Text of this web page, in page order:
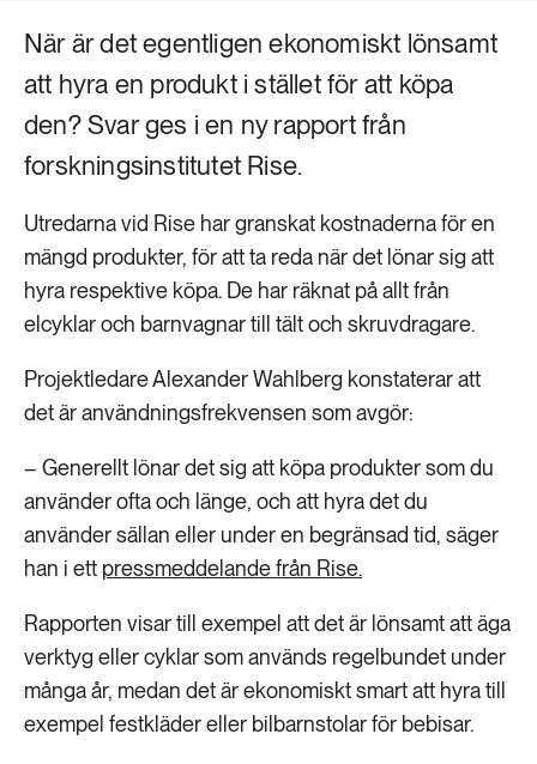
När är det egentligen ekonomiskt lönsamt
att hyra en produkt i stället för att köpa
den? Svar ges i en ny rapport från
forskningsinstitutet Rise.
Utredarna vid Rise har granskat kostnaderna för en
mängd produkter, för att ta reda när det lönar sig att
hyra respektive köpa. De har räknat på allt från
elcyklar och barnvagnar till tält och skruvdragare.
Projektledare Alexander Wahlberg konstaterar att
det är användningsfrekvensen som avgör:
– Generellt lönar det sig att köpa produkter som du
använder ofta och länge, och att hyra det du
använder sällan eller under en begränsad tid, säger
han i ett pressmeddelande från Rise.
Rapporten visar till exempel att det är lönsamt att äga
verktyg eller cyklar som används regelbundet under
många år, medan det är ekonomiskt smart att hyra till
exempel festkläder eller bilbarnstolar för bebisar.